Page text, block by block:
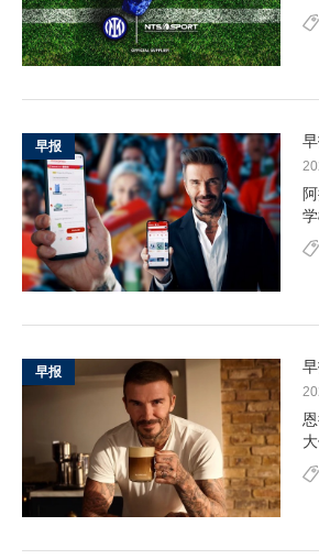
早报
早报